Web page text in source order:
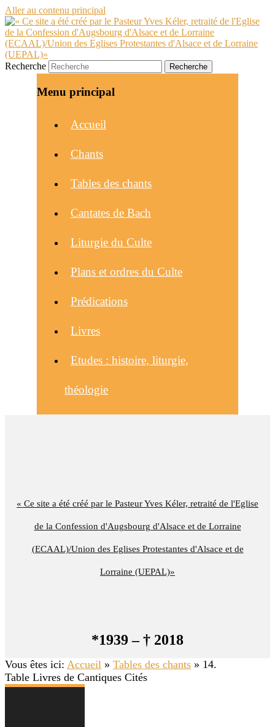
Aller au contenu principal
« Ce site a été créé par le Pasteur Yves Kéler, retraité de l'Eglise
de la Confession d'Augsbourg d'Alsace et de Lorraine
(ECAAL)/Union des Eglises Protestantes d'Alsace et de
Lorraine (UEPAL)»
*1939 – † 2018
Recherche
Menu principal
Accueil
Chants
Tables des chants
Cantates de Bach
Liturgie du Culte
Plans et ordres du Culte
Prédications
Livres
Etudes : histoire, liturgie,
théologie
Vous êtes ici: Accueil » Tables des chants » 14.
Table Livres de Cantiques Cités